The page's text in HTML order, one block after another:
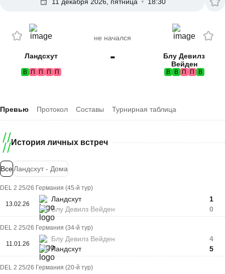
Ландсхут
В П П П П
не начался
-
Блу Девилз
Вейден
В В П П В
Превью Протокол Составы Турнирная таблица
История личных встреч
ВсеЛандсхут - Дома
DEL 2 25/26 Германия (45-й тур)
13.02.26
Ландсхут
Блу Девилз Вейден
1
0
DEL 2 25/26 Германия (34-й тур)
11.01.26
Блу Девилз Вейден
Ландсхут
4
5
DEL 2 25/26 Германия (20-й тур)